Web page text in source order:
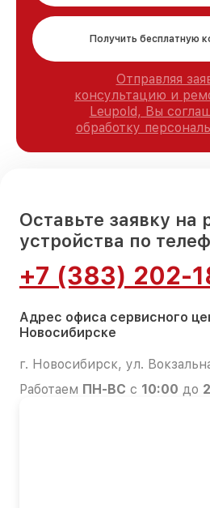
Получить бесплатную
Отправляя
консультацию и
Leupold, Вы
обработку
Оставьте заявку на
устройства по
+7 (383) 202-
Адрес офиса сервисного
Новосибирске
г. Новосибирск, ул.
Работаем ПН-ВС с 10:00 до